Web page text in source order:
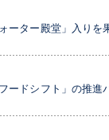
ーター殿堂」入りを
ードシフト」の推進